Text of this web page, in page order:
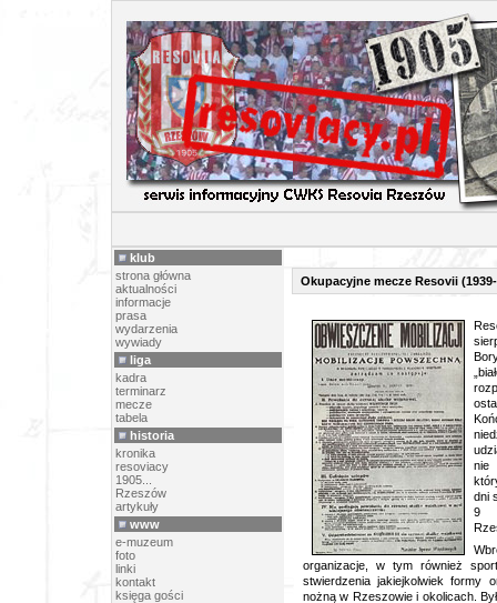
klub
strona główna
aktualności
informacje
prasa
wydarzenia
wywiady
liga
kadra
terminarz
mecze
tabela
historia
kronika
resoviacy
1905...
Rzeszów
artykuły
www
e-muzeum
foto
linki
kontakt
księga gości
Okupacyjne mecze Resovii
nie
dni
9
organizacje, w tym również
stwierdzenia jakiejkolwiek formy
nożną w Rzeszowie i okolicach.